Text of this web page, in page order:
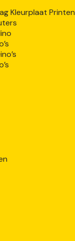
Kleurplaat Printen